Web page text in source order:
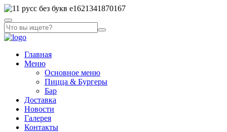
Главная
Меню
Основное меню
Пицца & Бургеры
Бар
Доставка
Новости
Галерея
Контакты